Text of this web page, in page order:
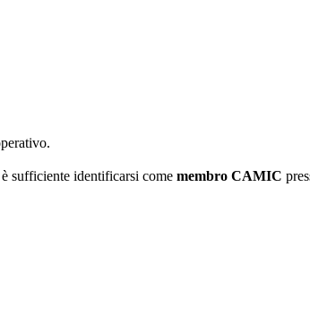
sufficiente identificarsi come membro CAMIC